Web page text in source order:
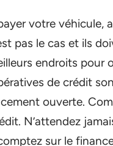
votre véhicule,
pas le cas et ils
endroits
de crédit
ouverte.
N’attendez
sur le